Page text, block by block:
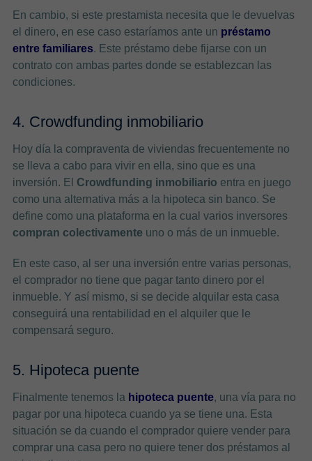
En cambio, si este prestamista necesita que le devuelvas
el dinero, en ese caso estaríamos ante un préstamo
entre familiares. Este préstamo debe fijarse con un
contrato con ambas partes donde se establezcan las
condiciones.
4. Crowdfunding inmobiliario
Hoy día la compraventa de viviendas frecuentemente no
se lleva a cabo para vivir en ella, sino que es una
inversión. El Crowdfunding inmobiliario entra en juego
como una alternativa más a la hipoteca sin banco. Se
define como una plataforma en la cual varios inversores
compran colectivamente uno o más de un inmueble.
En este caso, al ser una inversión entre varias personas,
el comprador no tiene que pagar tanto dinero por el
inmueble. Y así mismo, si se decide alquilar esta casa
conseguirá una rentabilidad en el alquiler que le
compensará seguro.
5. Hipoteca puente
Finalmente tenemos la hipoteca puente, una vía para no
pagar por una hipoteca cuando ya se tiene una. Esta
situación se da cuando el comprador quiere vender para
comprar una casa pero no quiere tener dos préstamos al